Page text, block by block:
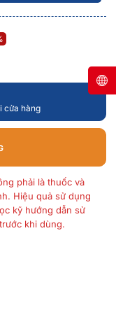
cửa hàng
phải là thuốc và
Hiệu quả sử dụng
kỹ hướng dẫn sử
khi dùng.